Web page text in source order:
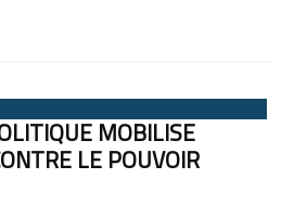
MOBILISE
LE POUVOIR